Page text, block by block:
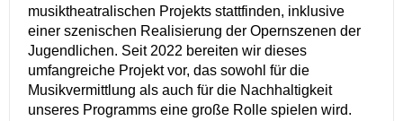
musiktheatralischen Projekts stattfinden, inklusive
einer szenischen Realisierung der Opernszenen der
Jugendlichen. Seit 2022 bereiten wir dieses
umfangreiche Projekt vor, das sowohl für die
Musikvermittlung als auch für die Nachhaltigkeit
unseres Programms eine große Rolle spielen wird.